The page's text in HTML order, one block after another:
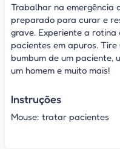
Trabalhar na emergência
preparado para curar e
grave. Experiente a
pacientes em apuros.
bumbum de um paciente,
um homem e muito mais!
Instruções
Mouse: tratar pacientes